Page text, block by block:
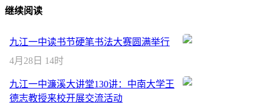
继续阅读
九江一中读书节硬笔书法大赛圆满举行
4月28日 14时
九江一中濂溪大讲堂130讲：中南大学王
德志教授来校开展交流活动